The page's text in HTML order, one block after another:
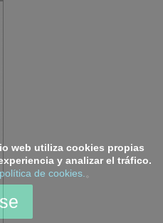
web utiliza cookies propias
y analizar el tráfico.
política de cookies. 。